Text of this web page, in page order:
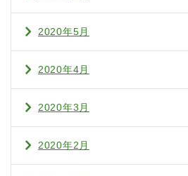
2020年5月
2020年4月
2020年3月
2020年2月